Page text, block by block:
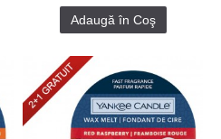
Adaugă în Coş